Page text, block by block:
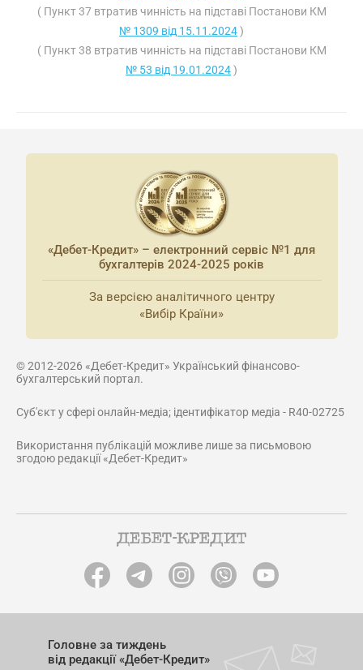
( Пункт 37 втратив чинність на підставі Постанови КМ
№ 1309 від 15.11.2024)
( Пункт 38 втратив чинність на підставі Постанови КМ
№ 53 від 19.01.2024)
«Дебет-Кредит» – електронний сервіс №1 для
бухгалтерів 2024-2025 років
За версією аналітичного центру
«Вибір Країни»
© 2012-2026 «Дебет-Кредит» Український фінансово-
бухгалтерський портал.
Суб'єкт у сфері онлайн-медіа; ідентифікатор медіа - R40-02725
Використання публікацій можливе лише за письмовою
згодою редакції «Дебет-Кредит»
Головне за тиждень
від редакції «Дебет-Кредит»